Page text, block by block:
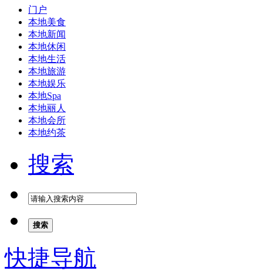
门户
本地美食
本地新闻
本地休闲
本地生活
本地旅游
本地娱乐
本地Spa
本地丽人
本地会所
本地约茶
搜索
搜索
快捷导航